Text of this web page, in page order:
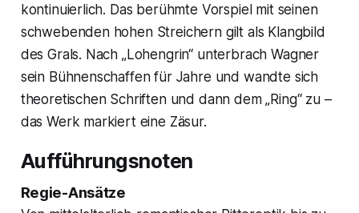
kontinuierlich. Das berühmte Vorspiel mit seinen
schwebenden hohen Streichern gilt als Klangbild
des Grals. Nach „Lohengrin“ unterbrach Wagner
sein Bühnenschaffen für Jahre und wandte sich
theoretischen Schriften und dann dem „Ring“ zu –
das Werk markiert eine Zäsur.
Aufführungsnoten
Regie-Ansätze